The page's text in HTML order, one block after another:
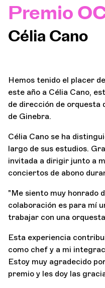
Premio
Célia Cano
Hemos tenido el placer
este año a Célia Cano,
de dirección de orquesta
de Ginebra.
Célia Cano se ha
largo de sus estudios.
invitada a dirigir junto a
conciertos de abono
"Me siento muy honrado
colaboración es para mí
trabajar con una
Esta experiencia
como chef y a mi
Estoy muy agradecido
premio y les doy las